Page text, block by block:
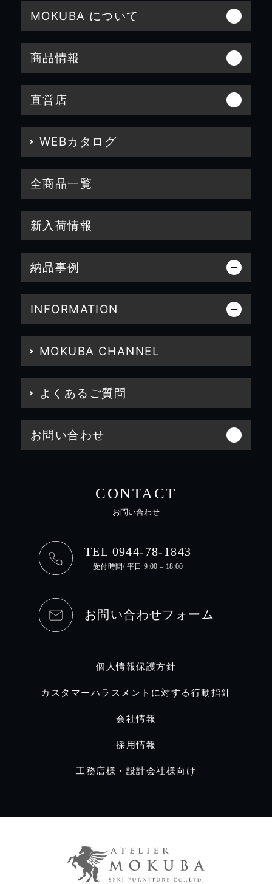
MOKUBA について
商品情報
直営店
WEBカタログ
全商品一覧
新入荷情報
納品事例
INFORMATION
MOKUBA CHANNEL
よくあるご質問
お問い合わせ
CONTACT
お問い合わせ
TEL 0944-78-1843
受付時間/ 平日 9:00 – 18:00
お問い合わせフォーム
個人情報保護方針
カスタマーハラスメントに対する行動指針
会社情報
採用情報
工務店様・設計会社様向け